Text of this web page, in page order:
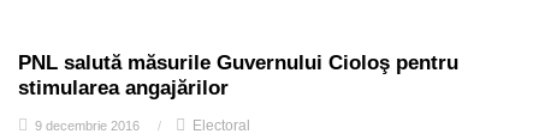
PNL salută măsurile Guvernului Cioloş pentru
stimularea angajărilor
9 decembrie 2016 / Electoral